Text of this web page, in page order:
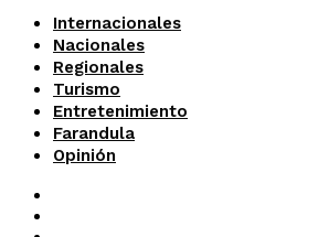
Internacionales
Nacionales
Regionales
Turismo
Entretenimiento
Farandula
Opinión